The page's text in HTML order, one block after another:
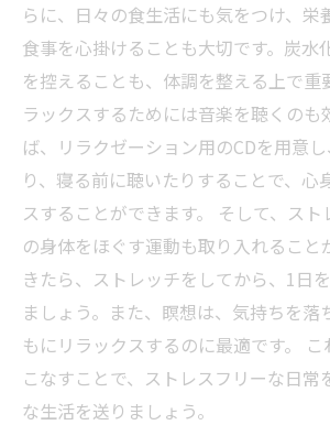
らに、日々の食生活にも気をつけ、栄
食事を心掛けることも大切です。炭水
を控えることも、体調を整える上で重
ラックスするためには音楽を聴くのも
ば、リラクゼーション用のCDを用意
り、寝る前に聴いたりすることで、心
スすることができます。 そして、ス
の身体をほぐす運動も取り入れること
きたら、ストレッチをしてから、1日
ましょう。また、瞑想は、気持ちを落
もにリラックスするのに最適です。
こなすことで、ストレスフリーな日常
な生活を送りましょう。